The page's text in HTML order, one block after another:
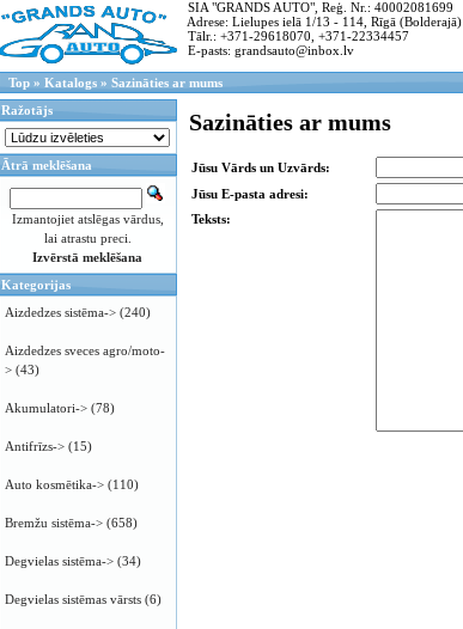
SIA "GRANDS AUTO", Reģ. Nr.: 40002081699
Adrese: Lielupes ielā 1/13 - 114, Rīgā (Bolderajā)
Tālr.: +371-29618070, +371-22334457
E-pasts: grandsauto@inbox.lv
Top » Katalogs » Sazināties ar mums
Sazināties ar mums
Jūsu Vārds un Uzvārds:
Jūsu E-pasta adresi:
Teksts:
Ražotājs
Ātrā meklēšana
Izmantojiet atslēgas vārdus,
lai atrastu preci.
Izvērstā meklēšana
Kategorijas
Aizdedzes sistēma-> (240)
Aizdedzes sveces agro/moto-
> (43)
Akumulatori-> (78)
Antifrīzs-> (15)
Auto kosmētika-> (110)
Bremžu sistēma-> (658)
Degvielas sistēma-> (34)
Degvielas sistēmas vārsts (6)